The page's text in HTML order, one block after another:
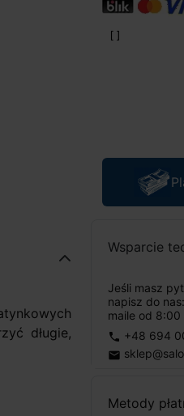
Wsparcie
Jeśli masz
napisz do
maile od 8:00
phone +48 694
email
Metody
długie,